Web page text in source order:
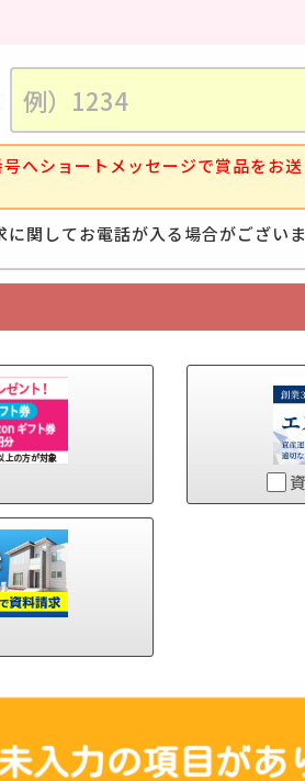
へショートメッセージで賞品をお
関してお電話が入る場合がございま